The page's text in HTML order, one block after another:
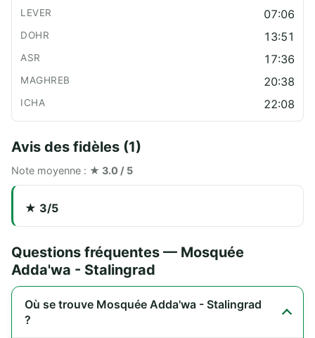
07:06
13:51
17:36
20:38
22:08
Avis des fidèles (1)
Note moyenne : ★ 3.0 / 5
★ 3/5
Questions fréquentes — Mosquée
Adda'wa - Stalingrad
Où se trouve Mosquée Adda'wa - Stalingrad
?